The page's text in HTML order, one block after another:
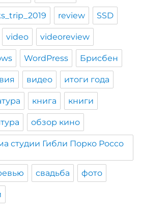
review SSD
video videoreview
WordPress Брисбен
видео итоги года
книга книги
обзор кино
студии Гибли Порко Россо
свадьба фото